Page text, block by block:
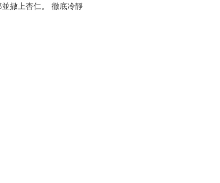
撒上杏仁。 徹底冷靜